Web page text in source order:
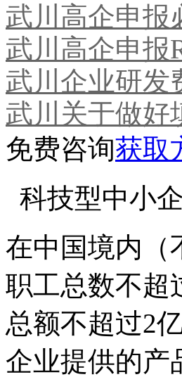
武川高企申
武川高企申
武川企业研
武川关于做
免费咨询获取
科技型中小
在中国境内（
职工总数不超
总额不超过2
企业提供的产